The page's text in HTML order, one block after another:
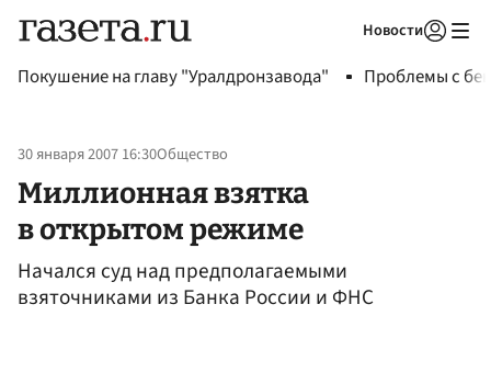
Новости
Покушение на главу "Уралдронзавода" Проблемы с
30 января 2007 16:30Общество
Миллионная взятка
в открытом режиме
Начался суд над предполагаемыми
взяточниками из Банка России и ФНС